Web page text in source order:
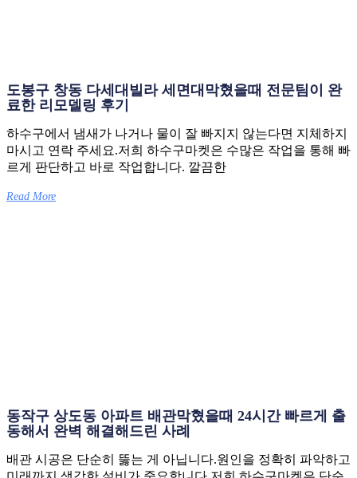
도봉구 창동 다세대빌라 세면대막혔을때 전문팀이 완
료한 리모델링 후기
하수구에서 냄새가 나거나 물이 잘 빠지지 않는다면 지체하지
마시고 연락 주세요.저희 하수구마켓은 수많은 작업을 통해 빠
르게 판단하고 바로 작업합니다. 깔끔한
Read More
동작구 상도동 아파트 배관막혔을때 24시간 빠르게 출
동해서 완벽 해결해드린 사례
배관 시공은 단순히 뚫는 게 아닙니다.원인을 정확히 파악하고